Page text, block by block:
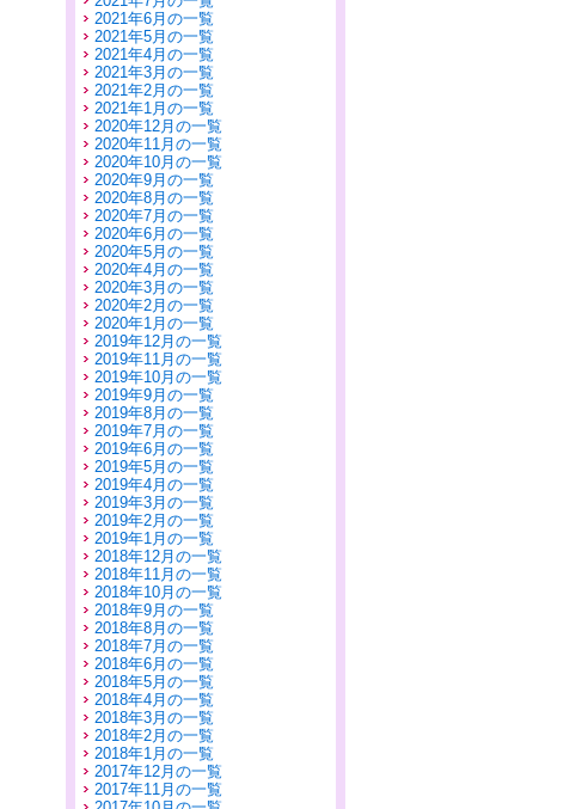
2021年6月の一覧
2021年5月の一覧
2021年4月の一覧
2021年3月の一覧
2021年2月の一覧
2021年1月の一覧
2020年12月の一覧
2020年11月の一覧
2020年10月の一覧
2020年9月の一覧
2020年8月の一覧
2020年7月の一覧
2020年6月の一覧
2020年5月の一覧
2020年4月の一覧
2020年3月の一覧
2020年2月の一覧
2020年1月の一覧
2019年12月の一覧
2019年11月の一覧
2019年10月の一覧
2019年9月の一覧
2019年8月の一覧
2019年7月の一覧
2019年6月の一覧
2019年5月の一覧
2019年4月の一覧
2019年3月の一覧
2019年2月の一覧
2019年1月の一覧
2018年12月の一覧
2018年11月の一覧
2018年10月の一覧
2018年9月の一覧
2018年8月の一覧
2018年7月の一覧
2018年6月の一覧
2018年5月の一覧
2018年4月の一覧
2018年3月の一覧
2018年2月の一覧
2018年1月の一覧
2017年12月の一覧
2017年11月の一覧